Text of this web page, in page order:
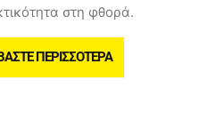
στη φθορά.
ΠΕΡΙΣΣΌΤΕΡΑ